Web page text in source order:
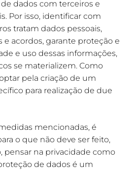
dados com terceiros e
Por isso, identificar com
tratam dados pessoais,
e acordos, garante proteção e
e uso dessas informações,
se materializem. Como
pela criação de um
para realização de due
mencionadas, é
o que não deve ser feito,
pensar na privacidade como
de dados é um